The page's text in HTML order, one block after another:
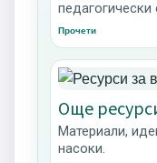
педагогически
Прочети
Още
Материали,
насоки.